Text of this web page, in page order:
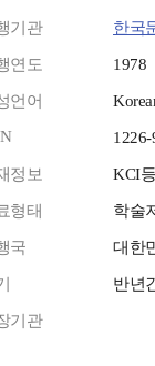
기관 한국
연도 1978
언어
1226-
정보 KCI
형태 학술
국 대한
반년
기관